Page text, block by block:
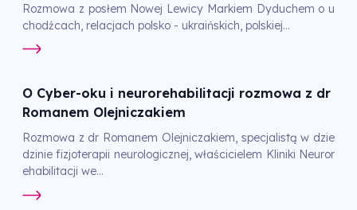
Rozmowa z posłem Nowej Lewicy Markiem Dyduchem o u
chodźcach, relacjach polsko - ukraińskich, polskiej...
O Cyber-oku i neurorehabilitacji rozmowa z dr
Romanem Olejniczakiem
Rozmowa z dr Romanem Olejniczakiem, specjalistą w dzie
dzinie fizjoterapii neurologicznej, właścicielem Kliniki Neuror
ehabilitacji we...